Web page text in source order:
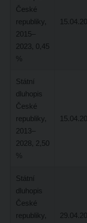
České
republiky,
2015–
2023, 0,45
%
Státní
dluhopis
České
republiky,
2013–
2028, 2,50
%
Státní
dluhopis
České
republiky,